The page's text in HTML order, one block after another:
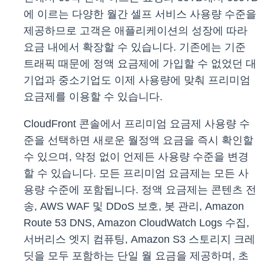
에 이르는 다양한 월간 셀프 서비스 사용량 수준을
제공하므로 고객은 애플리케이션의 성장에 따라
요금 내에서 확장할 수 있습니다. 기존에는 기준
트래픽 때문에 정액 요금제에 가입할 수 없었던 대
기업과 중소기업도 이제 사용량에 맞춰 프리미엄
요금제를 이용할 수 있습니다.
CloudFront 콘솔에서 프리미엄 요금제 사용량 수
준을 선택하면 새로운 월정액 요금을 즉시 확인할
수 있으며, 약정 없이 언제든 사용량 수준을 변경
할 수 있습니다. 모든 프리미엄 요금제는 모든 사
용량 수준에 포함됩니다. 정액 요금제는 콘텐츠 전
송, AWS WAF 및 DDoS 보호, 봇 관리, Amazon
Route 53 DNS, Amazon CloudWatch Logs 수집,
서버리스 엣지 컴퓨팅, Amazon S3 스토리지 크레
딧을 모두 포함하는 단일 월 요금을 제공하며, 초